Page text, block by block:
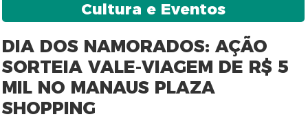
Cultura e Eventos
DIA DOS NAMORADOS: AÇÃO
SORTEIA VALE-VIAGEM DE R$ 5
MIL NO MANAUS PLAZA
SHOPPING